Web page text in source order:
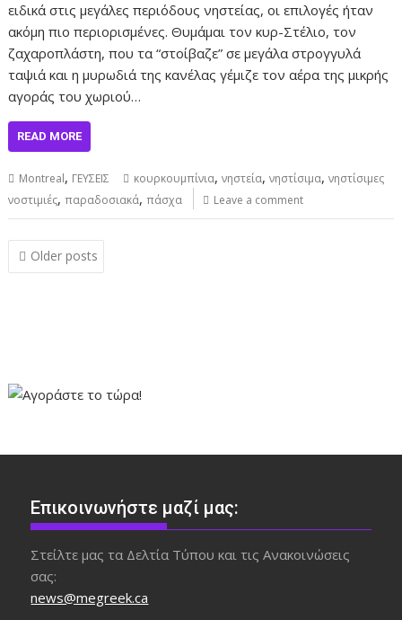
ειδικά στις μεγάλες περιόδους νηστείας, οι επιλογές ήταν
ακόμη πιο περιορισμένες. Θυμάμαι τον κυρ-Στέλιο, τον
ζαχαροπλάστη, που τα “στοίβαζε” σε μεγάλα στρογγυλά
ταψιά και η μυρωδιά της κανέλας γέμιζε τον αέρα της μικρής
αγοράς του χωριού…
READ MORE
Montreal, ΓΕΥΣΕΙΣ κουρκουμπίνια,νηστεία,νηστίσιμα,νηστίσιμες
νοστιμιές,παραδοσιακά,πάσχα Leave a comment
Posts
navigation
Older posts
Επικοινωνήστε μαζί μας:
Στείλτε μας τα Δελτία Τύπου και τις Ανακοινώσεις
σας:
news@megreek.ca